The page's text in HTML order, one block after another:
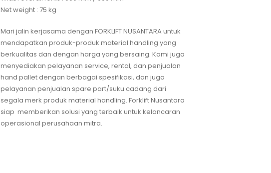
Net weight : 75 kg
Mari jalin kerjasama dengan FORKLIFT NUSANTARA untuk
mendapatkan produk-produk material handling yang
berkualitas dan dengan harga yang bersaing. Kami juga
menyediakan pelayanan service, rental, dan penjualan
hand pallet dengan berbagai spesifikasi, dan juga
pelayanan penjualan spare part/suku cadang dari
segala merk produk material handling. Forklift Nusantara
siap memberikan solusi yang terbaik untuk kelancaran
operasional perusahaan mitra.